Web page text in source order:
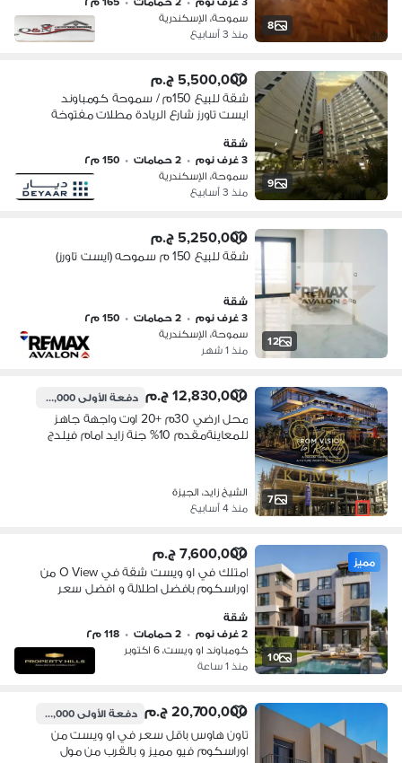
8
سموحة، الإسكندرية
منذ 3 أسابيع
9
5,500,000 ج.م
شقة للبيع 150م / سموحة كومباوند
ايست تاورز شارع الريادة مطلات مفتوخة
شقة
3 غرف نوم
• 2 حمامات • 150 م٢
سموحة، الإسكندرية
منذ 3 أسابيع
12
5,250,000 ج.م
شقة للبيع 150 م سموحه (ايست تاورز)
شقة
3 غرف نوم
• 2 حمامات • 150 م٢
سموحة، الإسكندرية
منذ 1 شهر
7
12,830,000 ج.م دفعة الأولى1,283,000 ج.م
محل ارضي 30م +20 اوت واجهة جاهز
للمعاينةمقدم 10% جنة زايد امام فيلدج
الشيخ زايد
الشيخ زايد، الجيزة
منذ 4 أسابيع
10
مميز 7,600,000 ج.م
امتلك في او ويست شقة في O View من
اوراسكوم بافضل اطلالة و افضل سعر
شقة
2 غرف نوم
• 2 حمامات • 118 م٢
كومباوند او ويست، 6 اكتوبر
منذ 1 ساعة
20,700,000 ج.م دفعة الأولى1,035,000 ج.م
تاون هاوس باقل سعر في او ويست من
اوراسكوم فيو مميز و بالقرب من مول